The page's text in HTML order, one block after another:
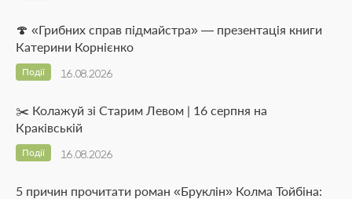
🍄 «Грибних справ підмайстра» — презентація книги
Катерини Корнієнко
16.08.2026
Події
✂️ Колажуй зі Старим Левом | 16 серпня на
Краківській
16.08.2026
Події
5 причин прочитати роман «Бруклін» Колма Тойбіна: